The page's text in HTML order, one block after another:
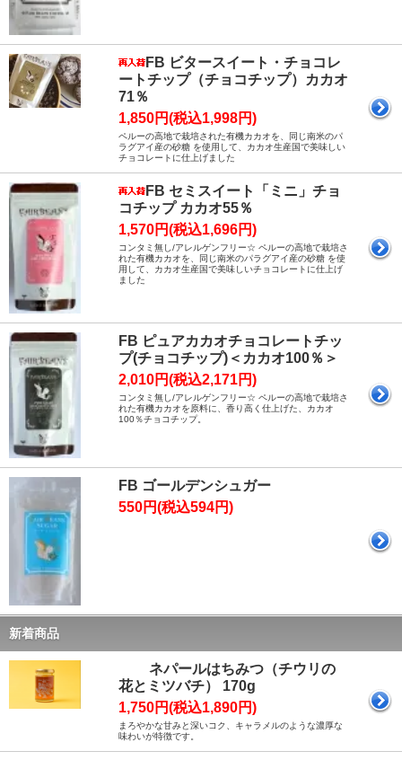
FB ビタースイート・チョコレ
ートチップ（チョコチップ）カカオ
71％
1,850円(税込1,998円)
ペルーの高地で栽培された有機カカオを、同じ南米のパ
ラグアイ産の砂糖 を使用して、カカオ生産国で美味しい
チョコレートに仕上げました
FB セミスイート「ミニ」チョ
コチップ カカオ55％
1,570円(税込1,696円)
コンタミ無し/アレルゲンフリー☆ ペルーの高地で栽培さ
れた有機カカオを、同じ南米のパラグアイ産の砂糖 を使
用して、カカオ生産国で美味しいチョコレートに仕上げ
ました
FB ピュアカカオチョコレートチッ
プ(チョコチップ)＜カカオ100％＞
2,010円(税込2,171円)
コンタミ無し/アレルゲンフリー☆ ペルーの高地で栽培さ
れた有機カカオを原料に、香り高く仕上げた、カカオ
100％チョコチップ。
FB ゴールデンシュガー
550円(税込594円)
新着商品
ネパールはちみつ（チウリの
花とミツバチ） 170g
1,750円(税込1,890円)
まろやかな甘みと深いコク、キャラメルのような濃厚な
味わいが特徴です。